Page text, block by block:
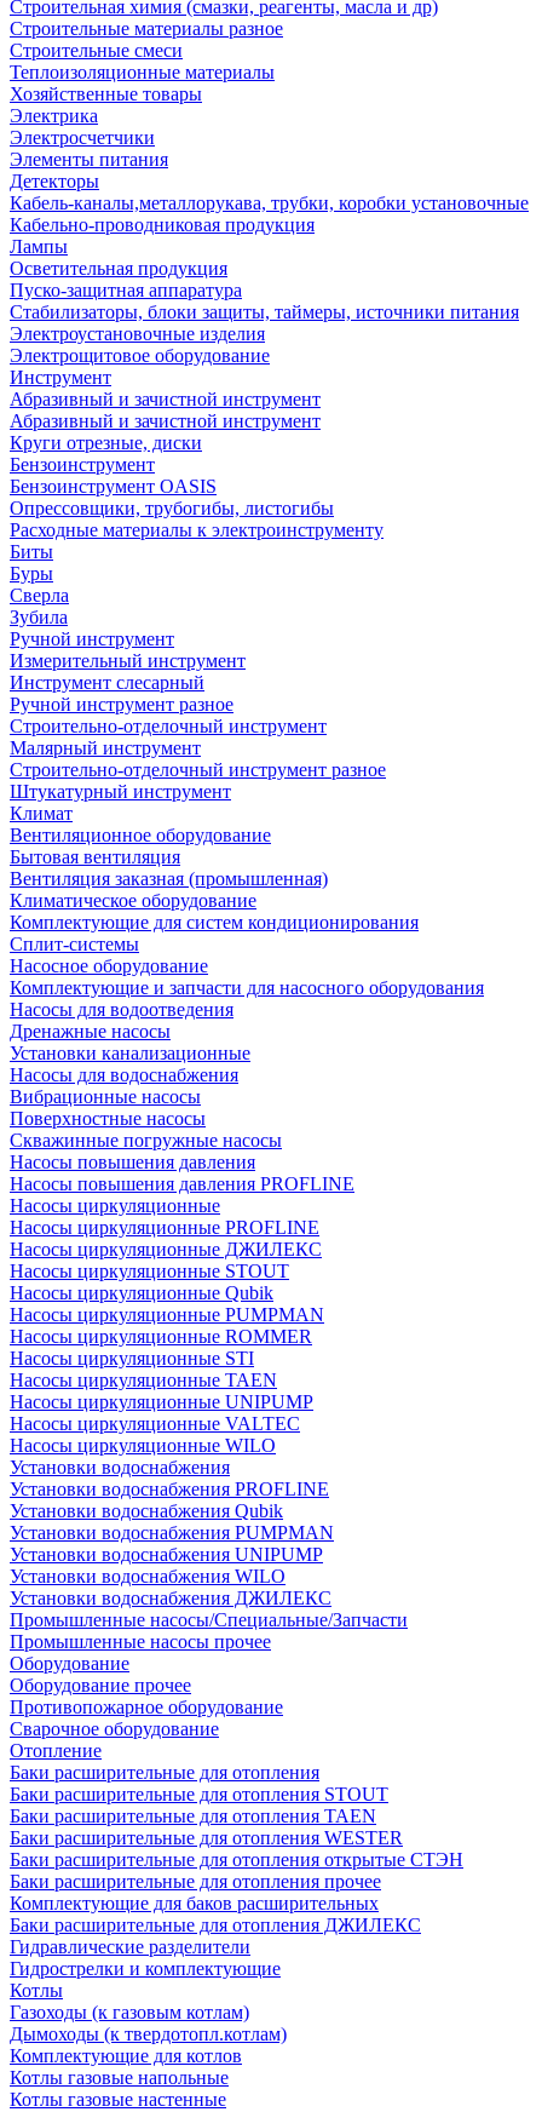
Строительная химия (смазки, реагенты, масла и др)
Строительные материалы разное
Строительные смеси
Теплоизоляционные материалы
Хозяйственные товары
Электрика
Электросчетчики
Элементы питания
Детекторы
Кабель-каналы,металлорукава, трубки, коробки установочные
Кабельно-проводниковая продукция
Лампы
Осветительная продукция
Пуско-защитная аппаратура
Стабилизаторы, блоки защиты, таймеры, источники питания
Электроустановочные изделия
Электрощитовое оборудование
Инструмент
Абразивный и зачистной инструмент
Абразивный и зачистной инструмент
Круги отрезные, диски
Бензоинструмент
Бензоинструмент OASIS
Опрессовщики, трубогибы, листогибы
Расходные материалы к электроинструменту
Биты
Буры
Сверла
Зубила
Ручной инструмент
Измерительный инструмент
Инструмент слесарный
Ручной инструмент разное
Строительно-отделочный инструмент
Малярный инструмент
Строительно-отделочный инструмент разное
Штукатурный инструмент
Климат
Вентиляционное оборудование
Бытовая вентиляция
Вентиляция заказная (промышленная)
Климатическое оборудование
Комплектующие для систем кондиционирования
Сплит-системы
Насосное оборудование
Комплектующие и запчасти для насосного оборудования
Насосы для водоотведения
Дренажные насосы
Установки канализационные
Насосы для водоснабжения
Вибрационные насосы
Поверхностные насосы
Скважинные погружные насосы
Насосы повышения давления
Насосы повышения давления PROFLINE
Насосы циркуляционные
Насосы циркуляционные PROFLINE
Насосы циркуляционные ДЖИЛЕКС
Насосы циркуляционные STOUT
Насосы циркуляционные Qubik
Насосы циркуляционные PUMPMAN
Насосы циркуляционные ROMMER
Насосы циркуляционные STI
Насосы циркуляционные TAEN
Насосы циркуляционные UNIPUMP
Насосы циркуляционные VALTEC
Насосы циркуляционные WILO
Установки водоснабжения
Установки водоснабжения PROFLINE
Установки водоснабжения Qubik
Установки водоснабжения PUMPMAN
Установки водоснабжения UNIPUMP
Установки водоснабжения WILO
Установки водоснабжения ДЖИЛЕКС
Промышленные насосы/Специальные/Запчасти
Промышленные насосы прочее
Оборудование
Оборудование прочее
Противопожарное оборудование
Сварочное оборудование
Отопление
Баки расширительные для отопления
Баки расширительные для отопления STOUT
Баки расширительные для отопления TAEN
Баки расширительные для отопления WESTER
Баки расширительные для отопления открытые СТЭН
Баки расширительные для отопления прочее
Комплектующие для баков расширительных
Баки расширительные для отопления ДЖИЛЕКС
Гидравлические разделители
Гидрострелки и комплектующие
Котлы
Газоходы (к газовым котлам)
Дымоходы (к твердотопл.котлам)
Комплектующие для котлов
Котлы газовые напольные
Котлы газовые настенные